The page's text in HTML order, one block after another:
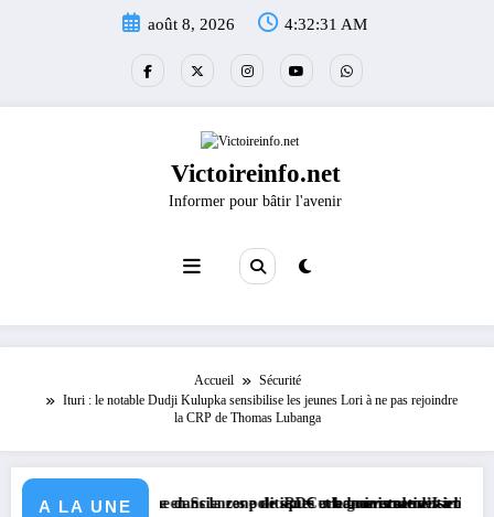
août 8, 2026 4:32:32 AM
Victoireinfo.net
Informer pour bâtir l'avenir
Accueil
Sécurité
Ituri : le notable Dudji Kulupka sensibilise les jeunes Lori à ne pas rejoindre
la CRP de Thomas Lubanga
A LA UNE
dans la zone de santé urbano-rurale d’Isiro
licence en Sciences politiques et administratives à l’Université
RDC : le gouvernement enclenche les